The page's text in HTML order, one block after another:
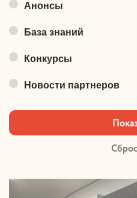
Анонсы
База знаний
Конкурсы
Новости партнеров